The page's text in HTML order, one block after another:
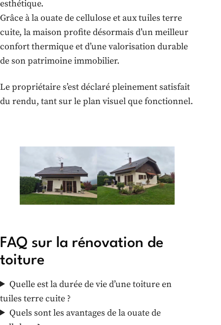
esthétique.
Grâce à la ouate de cellulose et aux tuiles terre
cuite, la maison profite désormais d’un meilleur
confort thermique et d’une valorisation durable
de son patrimoine immobilier.
Le propriétaire s’est déclaré pleinement satisfait
du rendu, tant sur le plan visuel que fonctionnel.
FAQ sur la rénovation de
toiture
Quelle est la durée de vie d’une toiture en
tuiles terre cuite ?
Quels sont les avantages de la ouate de